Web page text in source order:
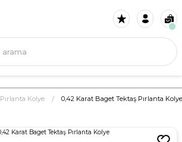
Pırlanta Kolye 0,42 Karat Baget Tektaş Pırlanta Kolye